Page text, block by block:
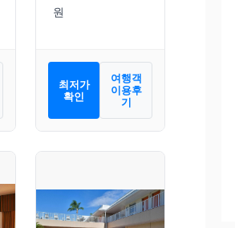
최저가
확인
여행객
이용후
기